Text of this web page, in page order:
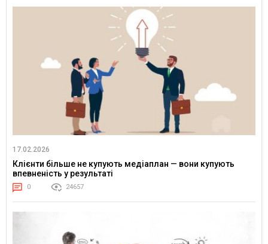
17.02.2026
Клієнти більше не купують медіаплан — вони купують
впевненість у результаті
0 24657